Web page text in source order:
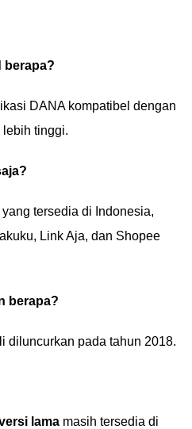
berapa?
DANA kompatibel dengan
tinggi.
tersedia di Indonesia,
Link Aja, dan Shopee
berapa?
diluncurkan pada tahun 2018.
lama masih tersedia di